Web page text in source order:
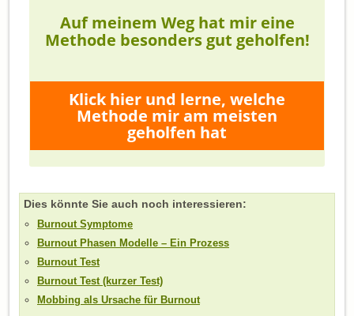
Auf meinem Weg hat mir eine
Methode besonders gut geholfen!
Klick hier und lerne, welche
Methode mir am meisten
geholfen hat
Dies könnte Sie auch noch interessieren:
Burnout Symptome
Burnout Phasen Modelle – Ein Prozess
Burnout Test
Burnout Test (kurzer Test)
Mobbing als Ursache für Burnout